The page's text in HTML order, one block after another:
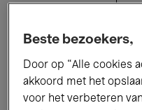
Alle evenementen
Tentoonstellingen
Performances
Beste bezoekers,
Door op “Alle cookies
akkoord met het
voor het verbeteren